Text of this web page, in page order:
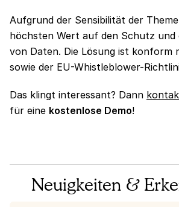
Aufgrund der Sensibilität der
höchsten Wert auf den Schutz und
von Daten. Die Lösung ist konform
sowie der EU-Whistleblower-
Das klingt interessant? Dann
für eine kostenlose Demo!
Neuigkeiten &